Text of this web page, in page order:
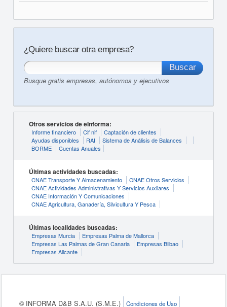
¿Quiere buscar otra empresa?
Busque gratis empresas, autónomos y ejecutivos
Otros servicios de eInforma:
Informe financiero Cif nif
Captación de clientes
Ayudas disponibles
RAI
Sistema de Análisis de Balances
BORME
Cuentas Anuales
Últimas actividades buscadas:
CNAE Transporte Y Almacenamiento
CNAE Otros Servicios
CNAE Actividades Administrativas Y Servicios Auxliares
CNAE Información Y Comunicaciones
CNAE Agricultura, Ganadería, Silvicultura Y Pesca
Últimas localidades buscadas:
Empresas Murcia
Empresas Palma de Mallorca
Empresas Las Palmas de Gran Canaria
Empresas Bilbao
Empresas Alicante
© INFORMA D&B S.A.U. (S.M.E.) Condiciones de Uso